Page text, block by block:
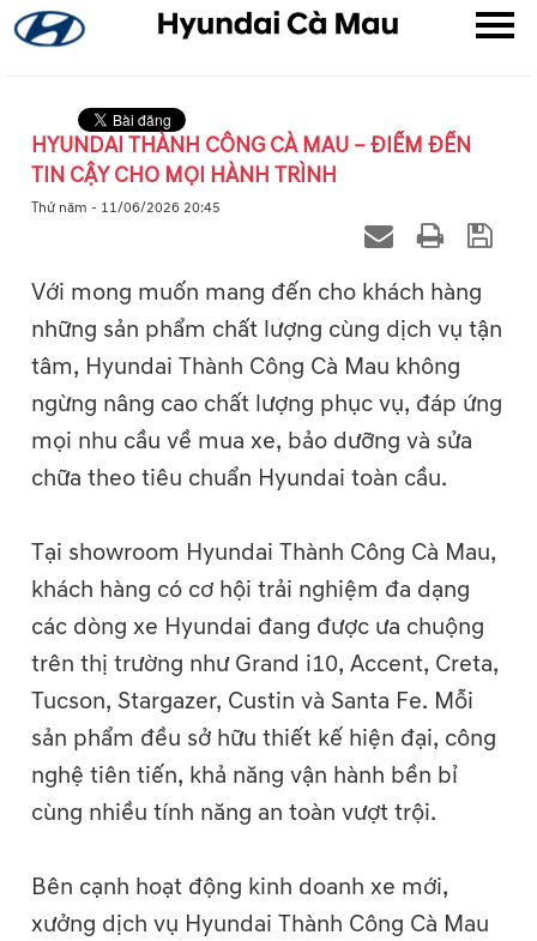
HYUNDAI THÀNH CÔNG CÀ MAU – ĐIỂM ĐẾN
TIN CẬY CHO MỌI HÀNH TRÌNH
Thứ năm - 11/06/2026 20:45
Với mong muốn mang đến cho khách hàng
những sản phẩm chất lượng cùng dịch vụ tận
tâm, Hyundai Thành Công Cà Mau không
ngừng nâng cao chất lượng phục vụ, đáp ứng
mọi nhu cầu về mua xe, bảo dưỡng và sửa
chữa theo tiêu chuẩn Hyundai toàn cầu.
Tại showroom Hyundai Thành Công Cà Mau,
khách hàng có cơ hội trải nghiệm đa dạng
các dòng xe Hyundai đang được ưa chuộng
trên thị trường như Grand i10, Accent, Creta,
Tucson, Stargazer, Custin và Santa Fe. Mỗi
sản phẩm đều sở hữu thiết kế hiện đại, công
nghệ tiên tiến, khả năng vận hành bền bỉ
cùng nhiều tính năng an toàn vượt trội.
Bên cạnh hoạt động kinh doanh xe mới,
xưởng dịch vụ Hyundai Thành Công Cà Mau